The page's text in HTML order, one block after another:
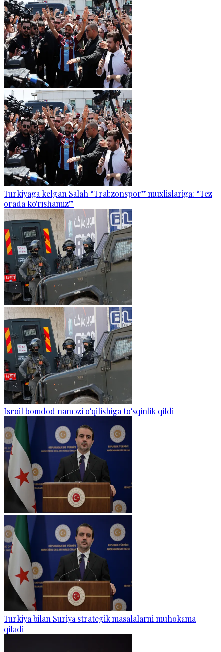
Turkiyaga kelgan Salah “Trabzonspor” muxlislariga: “Tez
orada ko‘rishamiz”
Isroil bomdod namozi o‘qilishiga to‘sqinlik qildi
Turkiya bilan Suriya strategik masalalarni muhokama
qiladi